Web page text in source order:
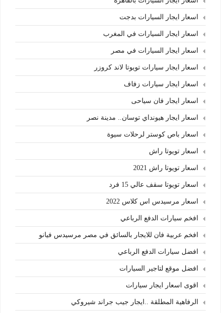
اسعار ايجار السيارات بدجت
اسعار ايجار السيارات في المغرب
اسعار ايجار السيارات في مصر
اسعار ايجار سيارات تويوتا لاند كروزر
اسعار ايجار سيارات زفاف
اسعار ايجار فان سياحى
اسعار ايجار هيونداي توسان.. مدينة نصر
اسعار باص كوستر لرحلات سيوة
اسعار تويوتا راش
اسعار تويوتا راش 2021
اسعار تويوتا سقف عالي 15 فرد
اسعار مرسيدس اس كلاس 2022
افخم سيارات الدفع الرباعي
افخم عربية فان للايجار بالسائق في مصر مرسيدس فيانو
افضل سيارات الدفع الرباعي
افضل موقع لتاجير السيارات
اقوى اسعار ايجار سيارات
الرفاهية المطلقة ..ايجار جيب جراند شيروكي